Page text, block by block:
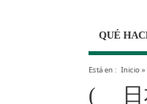
QUÉ
Está en : Inicio»
( 日